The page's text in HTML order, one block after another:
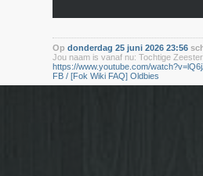
Op donderdag 25 juni 2026 23:56
Jou naam is vanaf nu: Tochtige Zeester.
https://www.youtube.com/
FB / [Fok Wiki FAQ] Oldbies